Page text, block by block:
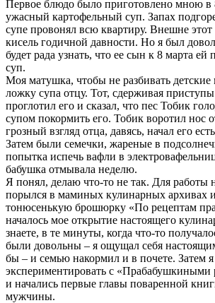
Первое блюдо было приготовлено мною в
ужасный картофельный суп. Запах
супе провонял всю квартиру. Внешне
кисель годичной давности. Но я был
будет рада узнать, что ее сын к 8 марта ей
суп.
Моя матушка, чтобы не разбивать
ложку супа отцу. Тот, сдерживая
проглотил его и сказал, что пес Тобик
супом покормить его. Тобик воротил нос
грозный взгляд отца, давясь, начал его
Затем были семечки, жареные в
попытка испечь вафли в
бабушка отмывала неделю.
Я понял, делаю что-то не так. Для работы
порылся в маминых кулинарных архивах
тонюсенькую брошюрку «По рецептам
началось мое открытие настоящего
знаете, в те минуты, когда что-то
были довольны – я ощущал себя
бы – и семью накормил и в почете. Затем я
экспериментировать с
и начались первые главы поваренной
мужчины.